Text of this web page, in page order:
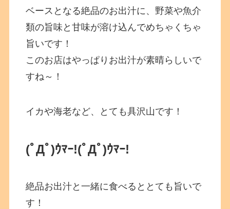
ベースとなる絶品のお出汁に、野菜や魚介
類の旨味と甘味が溶け込んでめちゃくちゃ
旨いです！
このお店はやっぱりお出汁が素晴らしいで
すね～！
イカや海老など、とても具沢山です！
(ﾟДﾟ)ｳﾏｰ!(ﾟДﾟ)ｳﾏｰ!
絶品お出汁と一緒に食べるととても旨いで
す！